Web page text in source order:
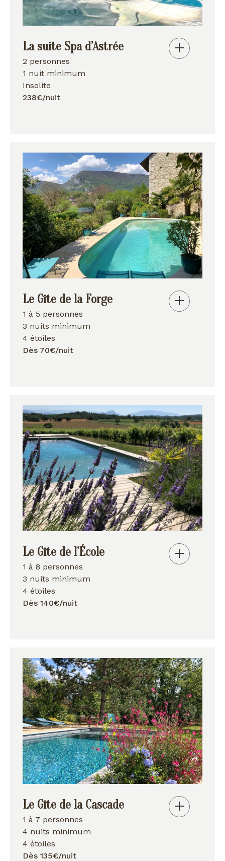
La suite Spa d’Astrée
2 personnes
1 nuit minimum
Insolite
238€/nuit
Le Gîte de la Forge
1 à 5 personnes
3 nuits minimum
4 étoiles
Dès 70€/nuit
Le Gîte de l’École
1 à 8 personnes
3 nuits minimum
4 étoiles
Dès 140€/nuit
Le Gîte de la Cascade
1 à 7 personnes
4 nuits minimum
4 étoiles
Dès 135€/nuit